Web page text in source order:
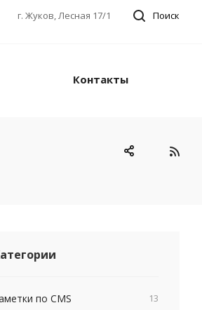
Поиск
г. Жуков, Лесная 17/1
Контакты
по CMS 13